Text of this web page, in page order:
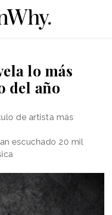
lo más
del año
de artista más
escuchado 20 mil